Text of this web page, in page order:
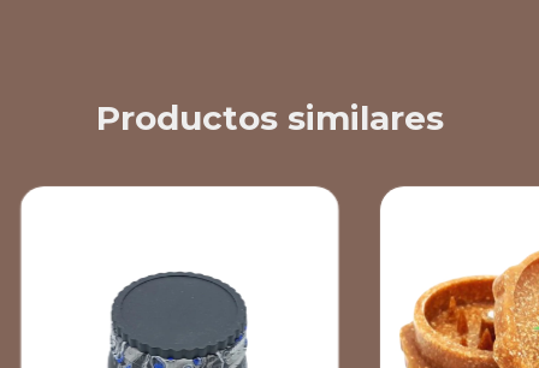
Productos similares